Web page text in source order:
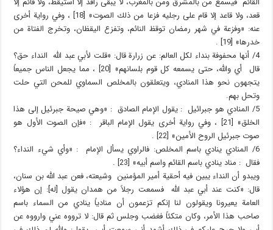
قعد، ولا قاعد إلا قام على رجليه فزعا من ذلك الصوت» [18] ، وفي رواية أخرى
عنه: «وفزعة في شهر رمضان توقظ النائم، وتفزع اليقظان، وتخرج الفتاة من
خدرها» [19] .
4/ أنها محفوفة بنداء لكل العالم: عن زرارة قال: «قلت لأبي عبد الله النداء حق؟
قال أي والله، حتى يسمعه كل قوم بلسانهم» [20] ، مما يجعل الناس جميعاً
يتجهون نحو هذا المنادي، ويتعلقون بالمخلص السماوي للمحن التي حلت
وتحل بهم.
5/ المنادي هو جبرائيل : يقول الإمام الصادق : «وهي صيحة جبرئيل إلى هذا
الخلق» [21] ، وفي رواية أخرى يقول الإمام الباقر : «فإن الصوت الأول هو
صوت جبرئيل الروح الأمين» [22] .
6/ المنادي ينادي باسم المخلص: فالراوي يسأل الإمام : «وأي شيء النداء؟
فقال : مناد ينادي باسم القائم واسم أبيه» [23] .
ويبدو أن النداء يبين فيه أحقية أمير المؤمنين وشيعته، فعن عبد الله بن سنان،
قال: «كنت عند أبي عبد الله فسمعت رجلاً من همدان يقول [له]: إن هؤلاء
العامة يعيرونا ويقولون لنا إنكم تزعمون أن منادياً ينادي من السماء باسم
صاحب هذا الأمر، وكان متكئاً فغضب وجلس ثم قال: لا ترووه عني وارووه عن